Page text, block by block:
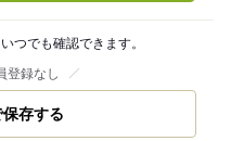
つでも確認できます。
登録なし
存する